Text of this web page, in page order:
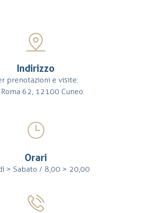
Indirizzo
prenotazioni e visite:
62, 12100 Cuneo
Orari
> Sabato / 8,00 > 20,00